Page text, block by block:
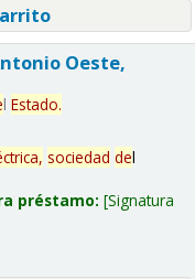
Oeste,
l Estado.
sociedad del
préstamo: Signatura